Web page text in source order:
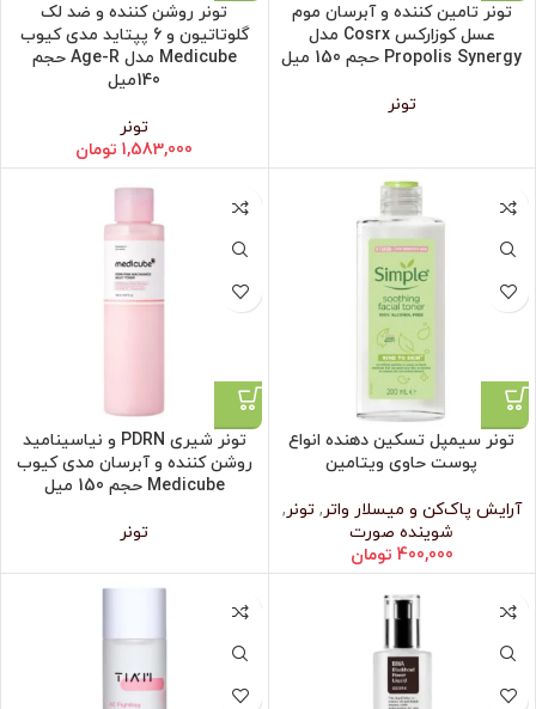
تونر تامین کننده و آبرسان موم
عسل کوزارکس Cosrx مدل
Propolis Synergy حجم 150 میل
تونر
تونر روشن کننده و ضد لک
گلوتاتیون و 6 پپتاید مدی کیوب
Medicube مدل Age-R حجم
140میل
تونر
1,583,000 تومان
تونر سیمپل تسکین دهنده انواع
پوست حاوی ویتامین
آرایش پاک‌کن و میسلار واتر ,تونر ,
شوینده صورت
400,000 تومان
تونر شیری PDRN و نیاسینامید
روشن کننده و آبرسان مدی کیوب
Medicube حجم 150 میل
تونر